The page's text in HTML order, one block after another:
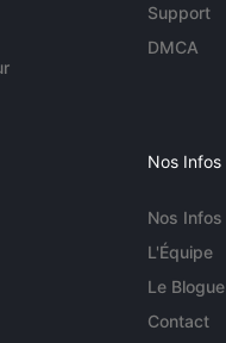
Support
DMCA
Nos Infos
Nos Infos
L'Équipe
Le Blogue
Contact